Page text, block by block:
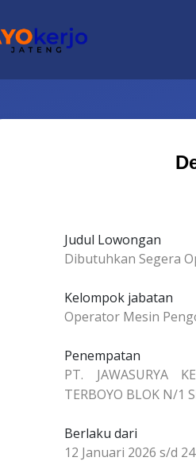
Judul Lowongan
Dibutuhkan Segera
Kelompok jabatan
Operator Mesin
Penempatan
PT. JAWASURYA
TERBOYO BLOK N/1
Berlaku dari
12 Januari 2026 s/d